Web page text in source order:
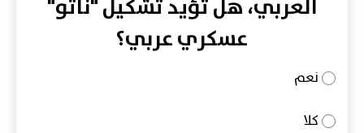
العربي، هل تؤيد تشكيل "ناتو"
عسكري عربي؟
نعم
كلا